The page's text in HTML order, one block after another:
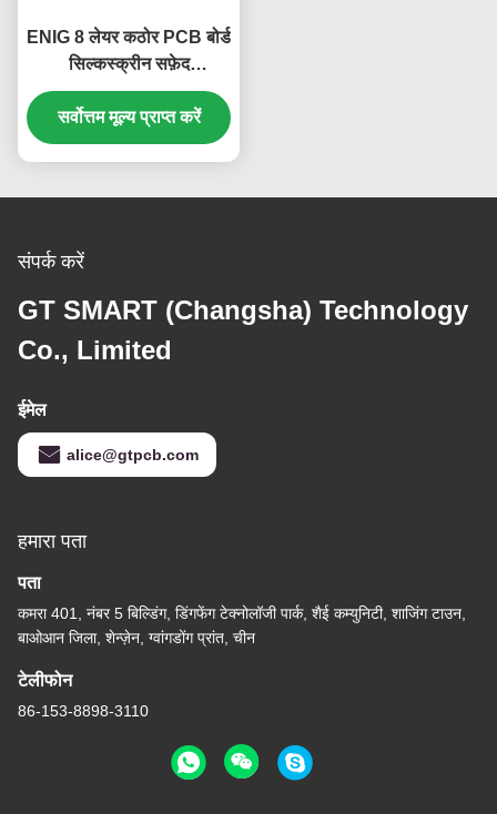
ENIG 8 लेयर कठोर PCB बोर्ड
सिल्कस्क्रीन सफ़ेद
KB6160A हरा 1.6mm
सर्वोत्तम मूल्य प्राप्त करें
संपर्क करें
GT SMART (Changsha) Technology
Co., Limited
ईमेल
alice@gtpcb.com
हमारा पता
पता
कमरा 401, नंबर 5 बिल्डिंग, डिंगफेंग टेक्नोलॉजी पार्क, शैई कम्युनिटी, शाजिंग टाउन,
बाओआन जिला, शेन्ज़ेन, ग्वांगडोंग प्रांत, चीन
टेलीफोन
86-153-8898-3110